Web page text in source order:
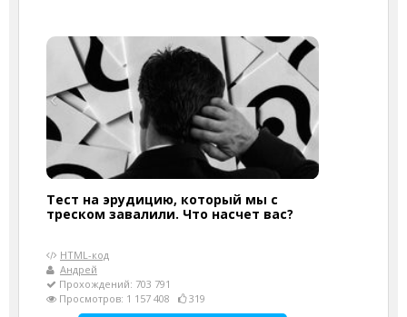
Тест на эрудицию, который мы с
треском завалили. Что насчет вас?
HTML-код
Андрей
Прохождений: 703 791
Просмотров: 1 157 408
319